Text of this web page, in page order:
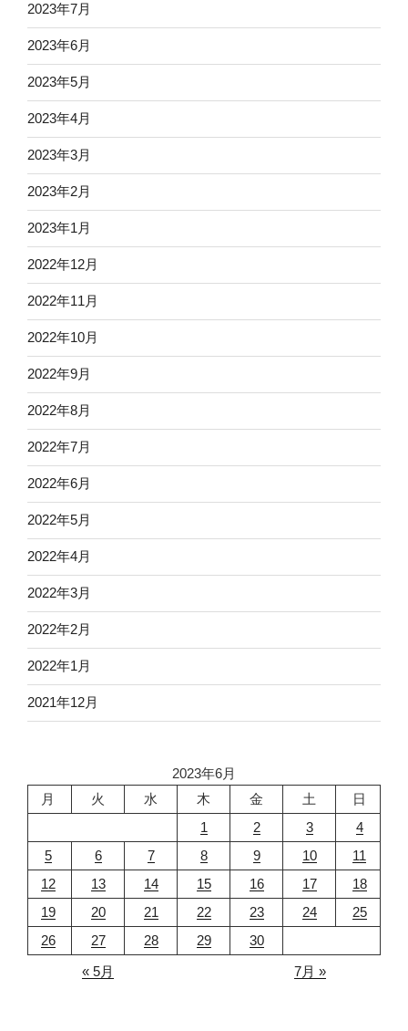
2023年7月
2023年6月
2023年5月
2023年4月
2023年3月
2023年2月
2023年1月
2022年12月
2022年11月
2022年10月
2022年9月
2022年8月
2022年7月
2022年6月
2022年5月
2022年4月
2022年3月
2022年2月
2022年1月
2021年12月
2023年6月
月
火 水 木 金 土
日
1
2 3
4
5
6 7 8 9 10
11
12
13 14 15 16 17
18
19
20 21 22 23 24
25
26
27 28 29
30
« 5月
7月 »